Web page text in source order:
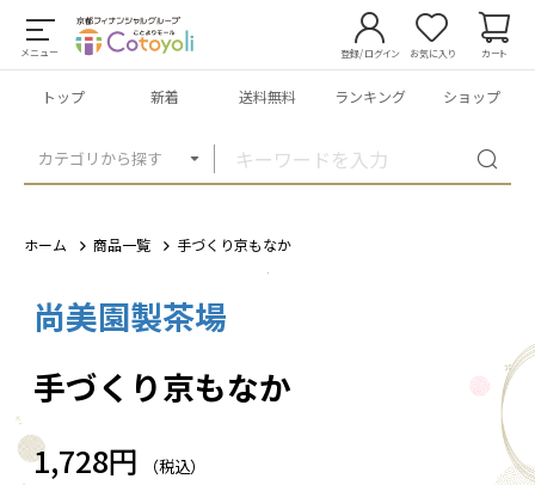
メニュー
カテゴリから探す
登録/ログイン お気に入り カート
トップ 新着 送料無料 ランキング ショップ
ホーム 商品一覧 手づくり京もなか
尚美園製茶場
手づくり京もなか
1,728円 （税込）